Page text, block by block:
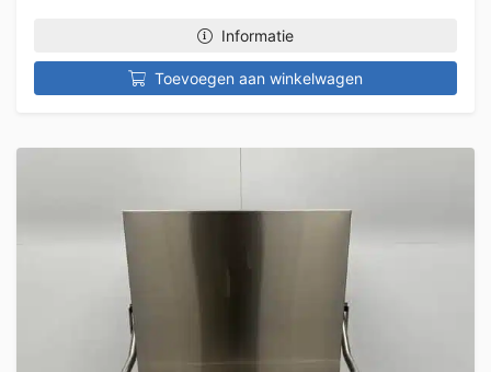
Informatie
Toevoegen aan winkelwagen